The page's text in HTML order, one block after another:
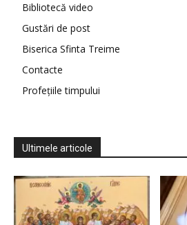
Bibliotecă video
Gustări de post
Biserica Sfinta Treime
Contacte
Profețiile timpului
Ultimele articole